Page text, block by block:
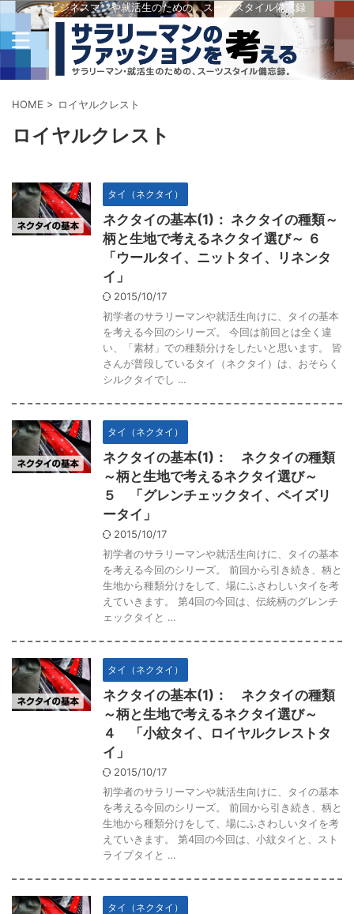
ビジネスマンや就活生のための、スーツスタイル備忘録
HOME > ロイヤルクレスト
ロイヤルクレスト
タイ（ネクタイ）
ネクタイの基本(1)： ネクタイの種類～
柄と生地で考えるネクタイ選び～ ６
「ウールタイ、ニットタイ、リネンタ
イ」
2015/10/17
初学者のサラリーマンや就活生向けに、タイの基本
を考える今回のシリーズ。 今回は前回とは全く違
い、「素材」での種類分けをしたいと思います。 皆
さんが普段しているタイ（ネクタイ）は、おそらく
シルクタイでし …
タイ（ネクタイ）
ネクタイの基本(1)： ネクタイの種類
～柄と生地で考えるネクタイ選び～
５ 「グレンチェックタイ、ペイズリ
ータイ」
2015/10/17
初学者のサラリーマンや就活生向けに、タイの基本
を考える今回のシリーズ。 前回から引き続き、柄と
生地から種類分けをして、場にふさわしいタイを考
えていきます。 第4回の今回は、伝統柄のグレンチ
ェックタイと …
タイ（ネクタイ）
ネクタイの基本(1)： ネクタイの種類
～柄と生地で考えるネクタイ選び～
４ 「小紋タイ、ロイヤルクレストタ
イ」
2015/10/17
初学者のサラリーマンや就活生向けに、タイの基本
を考える今回のシリーズ。 前回から引き続き、柄と
生地から種類分けをして、場にふさわしいタイを考
えていきます。 第4回の今回は、小紋タイと、スト
ライプタイと …
タイ（ネクタイ）